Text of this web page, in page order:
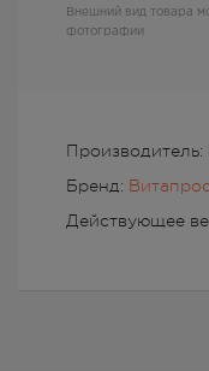
Бренд:
Действующее
Внешний вид товара
фотографии